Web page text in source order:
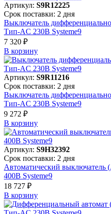
Артикул: S9R12225
Срок поставки: 2 дня
Выключатель
Тип-AC 230В Systeme9
7 320 ₽
В корзинy
Артикул: S9R11216
Срок поставки: 2 дня
Выключатель
Тип-AC 230В Systeme9
9 272 ₽
В корзинy
Артикул: S9H32392
Срок поставки: 2 дня
Автоматический
400В Systeme9
18 727 ₽
В корзинy